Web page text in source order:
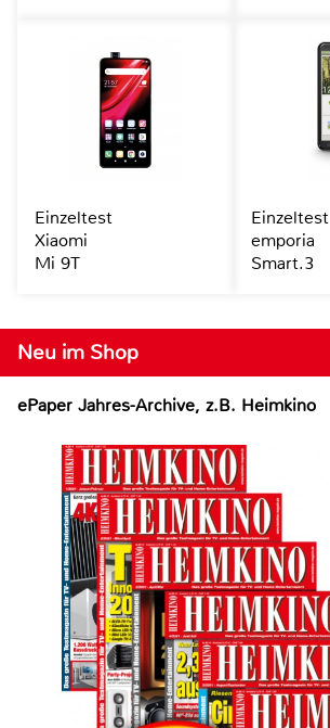
Neu im Shop
ePaper Jahres-Archive, z.B. Heimkino
Einzeltest
Xiaomi
Mi 9T
Einzeltest
emporia
Smart.3